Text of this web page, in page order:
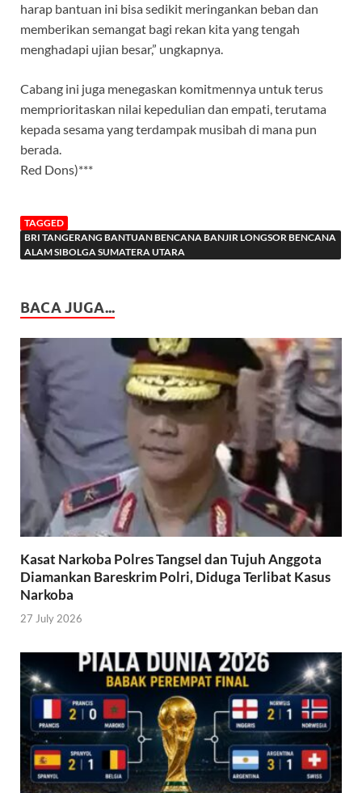
harap bantuan ini bisa sedikit meringankan beban dan
memberikan semangat bagi rekan kita yang tengah
menghadapi ujian besar,” ungkapnya.
Cabang ini juga menegaskan komitmennya untuk terus
memprioritaskan nilai kepedulian dan empati, terutama
kepada sesama yang terdampak musibah di mana pun
berada.
Red Dons)***
TAGGED
BRI TANGERANG BANTUAN BENCANA BANJIR LONGSOR BENCANA
ALAM SIBOLGA SUMATERA UTARA
BACA JUGA...
Kasat Narkoba Polres Tangsel dan Tujuh Anggota
Diamankan Bareskrim Polri, Diduga Terlibat Kasus
Narkoba
27 July 2026